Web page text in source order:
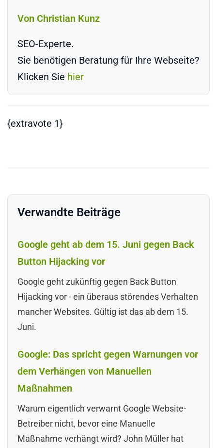
Von Christian Kunz
SEO-Experte.
Sie benötigen Beratung für Ihre Webseite?
Klicken Sie hier
{extravote 1}
Verwandte Beiträge
Google geht ab dem 15. Juni gegen Back
Button Hijacking vor
Google geht zukünftig gegen Back Button
Hijacking vor - ein überaus störendes Verhalten
mancher Websites. Gültig ist das ab dem 15.
Juni.
Google: Das spricht gegen Warnungen vor
dem Verhängen von Manuellen
Maßnahmen
Warum eigentlich verwarnt Google Website-
Betreiber nicht, bevor eine Manuelle
Maßnahme verhängt wird? John Müller hat